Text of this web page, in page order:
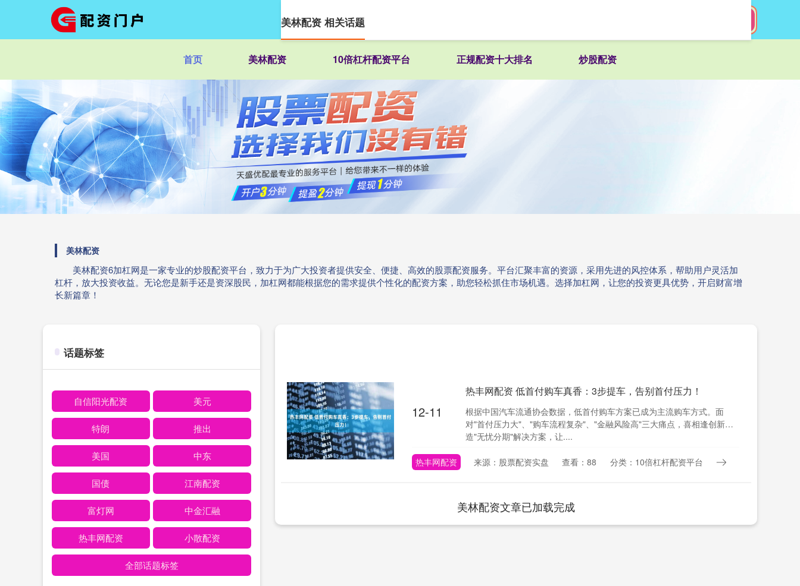
首页 美林配资 10倍杠杆配资平台 正规配资十大排名 炒股配资
美林配资
美林配资6加杠网是一家专业的炒股配资平台，致力于为广大投资者提供安全、便捷、高效的股票配资服务。平台汇聚丰富的资源，采用先进的风控体系，帮助用户灵活加
杠杆，放大投资收益。无论您是新手还是资深股民，加杠网都能根据您的需求提供个性化的配资方案，助您轻松抓住市场机遇。选择加杠网，让您的投资更具优势，开启财富增
长新篇章！
美林配资 相关话题
12-11
热丰网配资 低首付购车真香：3步提车，告别首付压力！
根据中国汽车流通协会数据，低首付购车方案已成为主流购车方式。面
对"首付压力大"、"购车流程复杂"、"金融风险高"三大痛点，喜相逢创新打
造"无忧分期"解决方案，让....
热丰网配资 来源：股票配资实盘 查看：88 分类：10倍杠杆配资平台
美林配资文章已加载完成
话题标签
自信阳光配资 美元
特朗 推出
美国 中东
国债 江南配资
富灯网 中金汇融
热丰网配资 小散配资
全部话题标签